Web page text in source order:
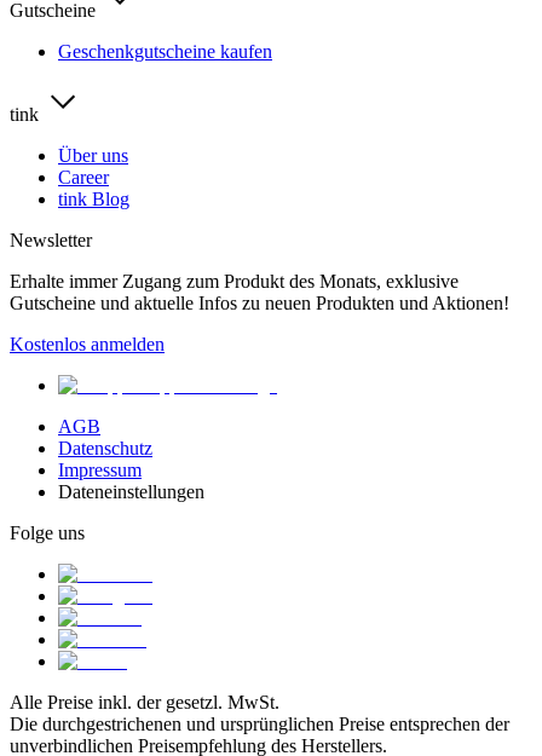
Gutscheine
Geschenkgutscheine kaufen
tink
Über uns
Career
tink Blog
Newsletter
Erhalte immer Zugang zum Produkt des Monats, exklusive
Gutscheine und aktuelle Infos zu neuen Produkten und Aktionen!
Kostenlos anmelden
AGB
Datenschutz
Impressum
Dateneinstellungen
Folge uns
Alle Preise inkl. der gesetzl. MwSt.
Die durchgestrichenen und ursprünglichen Preise entsprechen der
unverbindlichen Preisempfehlung des Herstellers.